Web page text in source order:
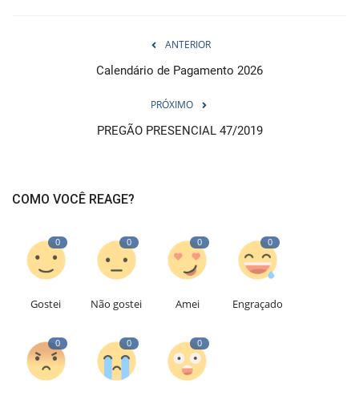
ANTERIOR
Calendário de Pagamento 2026
PRÓXIMO
PREGÃO PRESENCIAL 47/2019
COMO VOCÊ REAGE?
0
Gostei
0
Não gostei
0
Amei
0
Engraçado
0 0 0